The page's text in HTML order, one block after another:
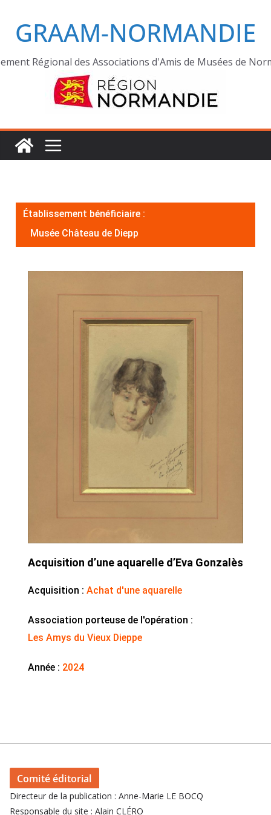
GRAAM-NORMANDIE
Régional des Associations d'Amis de Musées de
Établissement bénéficiaire :
Musée Château de Diepp
Acquisition d’une aquarelle d’Eva Gonzalès
Acquisition : Achat d'une aquarelle
Association porteuse de l'opération :
Les Amys du Vieux Dieppe
Année : 2024
Comité éditorial
Directeur de la publication : Anne-Marie LE BOCQ
Responsable du site : Alain CLÉRO